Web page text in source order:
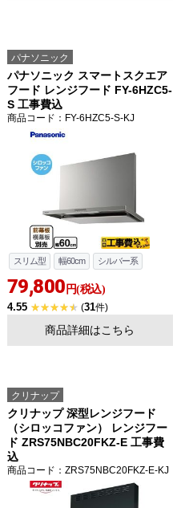
パナソニック
パナソニック スマートスクエア
フード レンジフード FY-6HZC5-
S 工事費込
商品コード ：FY-6HZC5-S-KJ
スリム型 幅60cm シルバー系
79,800 円(税込)
4.55 (31件)
商品詳細はこちら
クリナップ
クリナップ 深型レンジフード
（シロッコファン） レンジフー
ド ZRS75NBC20FKZ-E 工事費
込
商品コード ：ZRS75NBC20FKZ-E-KJ